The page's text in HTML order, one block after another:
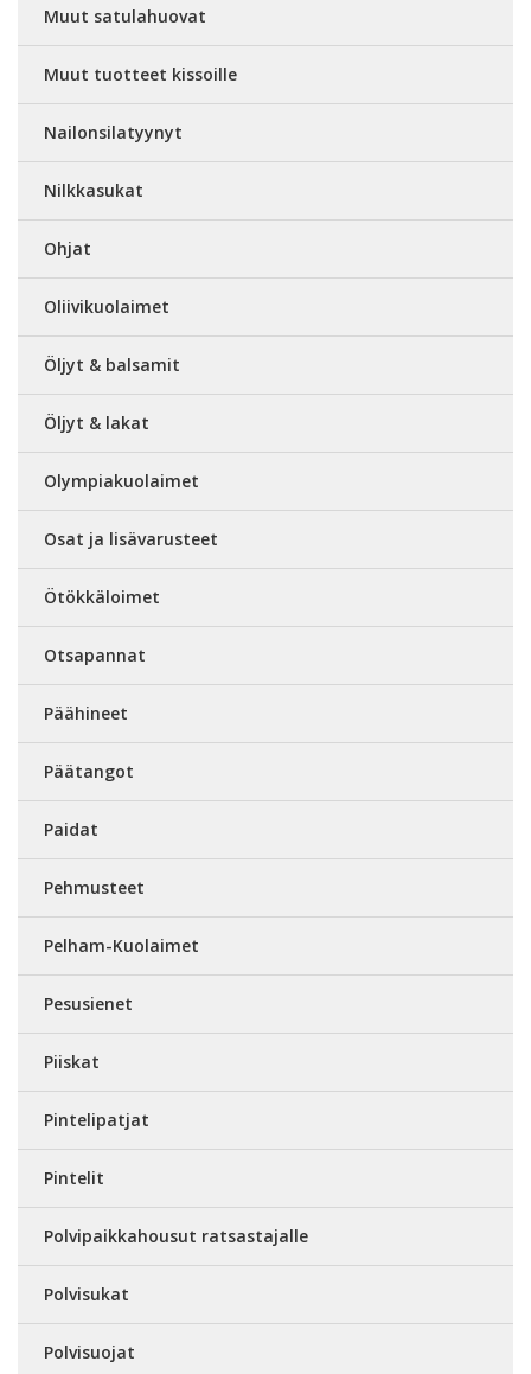
Muut satulahuovat
Muut tuotteet kissoille
Nailonsilatyynyt
Nilkkasukat
Ohjat
Oliivikuolaimet
Öljyt & balsamit
Öljyt & lakat
Olympiakuolaimet
Osat ja lisävarusteet
Ötökkäloimet
Otsapannat
Päähineet
Päätangot
Paidat
Pehmusteet
Pelham-Kuolaimet
Pesusienet
Piiskat
Pintelipatjat
Pintelit
Polvipaikkahousut ratsastajalle
Polvisukat
Polvisuojat